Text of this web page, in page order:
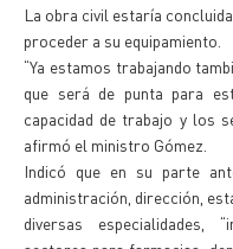
La obra civil estaría
proceder a su equipamiento.
“Ya estamos trabajando
que será de punta para
capacidad de trabajo y los
afirmó el ministro Gómez.
Indicó que en su parte
administración, dirección,
diversas especialidades,